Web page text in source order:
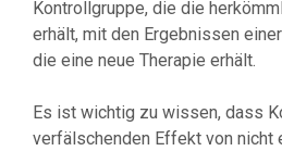
Kontrollgruppe, die die
erhält, mit den Ergebnissen
die eine neue Therapie erhält.
Es ist wichtig zu wissen, dass
verfälschenden Effekt von nicht